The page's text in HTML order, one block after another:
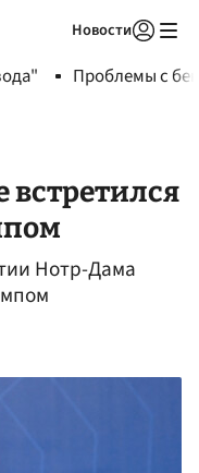
Новости
Проблемы с
Нотр-Дама